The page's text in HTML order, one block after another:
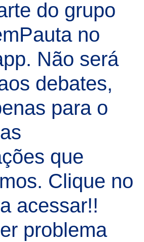
do grupo
no
Não será
debates,
para o
que
Clique no
acessar!!
problema